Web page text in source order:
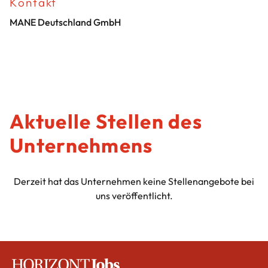
MANE Deutschland GmbH
Aktuelle Stellen des
Unternehmens
Derzeit hat das Unternehmen keine Stellenangebote bei
uns veröffentlicht.